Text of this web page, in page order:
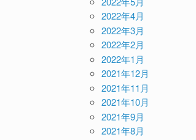
2022年4月
2022年3月
2022年2月
2022年1月
2021年12月
2021年11月
2021年10月
2021年9月
2021年8月